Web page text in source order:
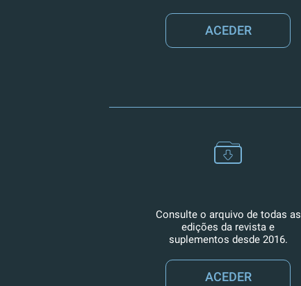
ACEDER
Consulte o arquivo de todas as
edições da revista e
suplementos desde 2016.
ACEDER